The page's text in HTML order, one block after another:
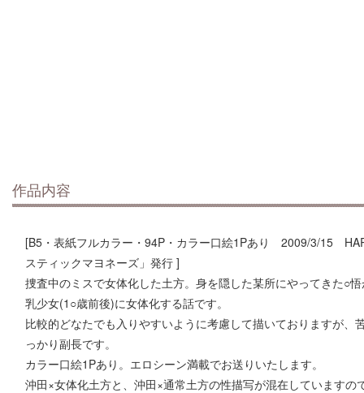
作品内容
[B5・表紙フルカラー・94P・カラー口絵1Pあり 2009/3/15
スティックマヨネーズ」発行 ]
捜査中のミスで女体化した土方。身を隠した某所にやってきた○
乳少女(1○歳前後)に女体化する話です。
比較的どなたでも入りやすいように考慮して描いておりますが
っかり副長です。
カラー口絵1Pあり。エロシーン満載でお送りいたします。
沖田×女体化土方と、沖田×通常土方の性描写が混在していますの